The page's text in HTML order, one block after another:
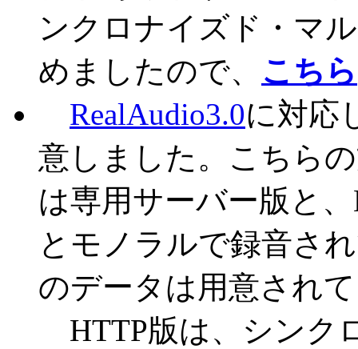
ンクロナイズド・マ
めましたので、 こちら
RealAudio3.0に対応
意しました。こちら
は専用サーバー版と
とモノラルで録音さ
のデータは用意され
HTTP版は、シンク